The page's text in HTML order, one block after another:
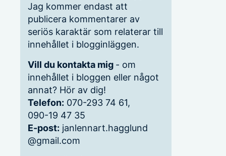
Jag kommer endast att
publicera kommentarer av
seriös karaktär som relaterar till
innehållet i blogginläggen.
Vill du kontakta mig - om
innehållet i bloggen eller något
annat? Hör av dig!
Telefon: 070-293 74 61,
090-19 47 35
E-post: janlennart.hagglund
@gmail.com